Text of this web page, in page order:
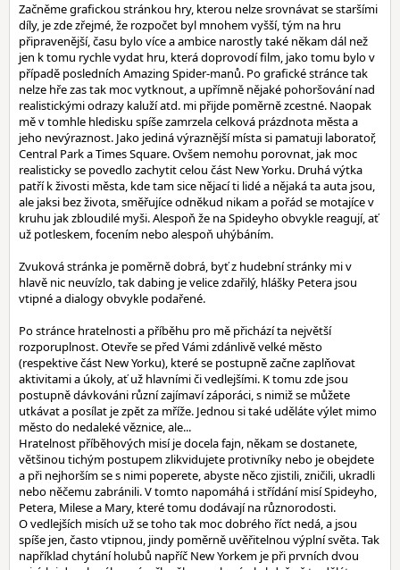
Začněme grafickou stránkou hry, kterou nelze srovnávat se staršími
díly, je zde zřejmé, že rozpočet byl mnohem vyšší, tým na hru
připravenější, času bylo více a ambice narostly také někam dál než
jen k tomu rychle vydat hru, která doprovodí film, jako tomu bylo v
případě posledních Amazing Spider-manů. Po grafické stránce tak
nelze hře zas tak moc vytknout, a upřímně nějaké pohoršování nad
realistickými odrazy kaluží atd. mi přijde poměrně zcestné. Naopak
mě v tomhle hledisku spíše zamrzela celková prázdnota města a
jeho nevýraznost. Jako jediná výraznější místa si pamatuji laboratoř,
Central Park a Times Square. Ovšem nemohu porovnat, jak moc
realisticky se povedlo zachytit celou část New Yorku. Druhá výtka
patří k živosti města, kde tam sice nějací ti lidé a nějaká ta auta jsou,
ale jaksi bez života, směřujíce odněkud nikam a pořád se motajíce v
kruhu jak zbloudilé myši. Alespoň že na Spideyho obvykle reagují, ať
už potleskem, focením nebo alespoň uhýbáním.
Zvuková stránka je poměrně dobrá, byť z hudební stránky mi v
hlavě nic neuvízlo, tak dabing je velice zdařilý, hlášky Petera jsou
vtipné a dialogy obvykle podařené.
Po stránce hratelnosti a příběhu pro mě přichází ta největší
rozporuplnost. Otevře se před Vámi zdánlivě velké město
(respektive část New Yorku), které se postupně začne zaplňovat
aktivitami a úkoly, ať už hlavními či vedlejšími. K tomu zde jsou
postupně dávkováni různí zajímaví záporáci, s nimiž se můžete
utkávat a posílat je zpět za mříže. Jednou si také uděláte výlet mimo
město do nedaleké věznice, ale...
Hratelnost příběhových misí je docela fajn, někam se dostanete,
většinou tichým postupem zlikvidujete protivníky nebo je obejdete
a při nejhorším se s nimi poperete, abyste něco zjistili, zničili, ukradli
nebo něčemu zabránili. V tomto napomáhá i střídání misí Spideyho,
Petera, Milese a Mary, které tomu dodávají na různorodosti.
O vedlejších misích už se toho tak moc dobrého říct nedá, a jsou
spíše jen, často vtipnou, jindy poměrně uvěřitelnou výplní světa. Tak
například chytání holubů napříč New Yorkem je při prvních dvou